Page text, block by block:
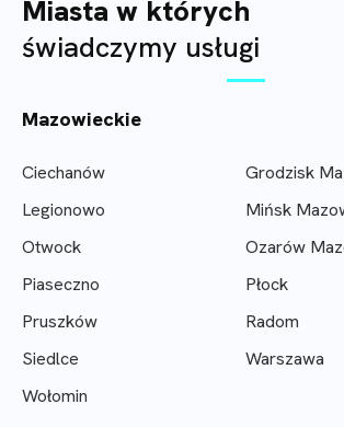
Miasta w których
świadczymy usługi
Mazowieckie
Ciechanów
Grodzisk
Legionowo
Mińsk
Otwock
Ozarów
Piaseczno
Płock
Pruszków
Radom
Siedlce
Warszawa
Wołomin